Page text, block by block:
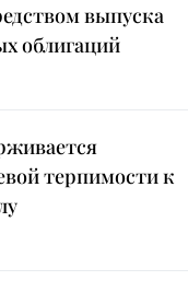
выпуска
облигаций
терпимости к